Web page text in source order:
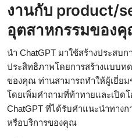
ThaiGPT Builder
คอร์สเรียน ChatGPT
งานกับ product/
อุตสาหกรรมของ
นำ ChatGPT มาใช้สร้างประสบ
ประสิทธิภาพโดยการสร้างแบบท
ของคุณ ท่านสามารถทำให้ผู้เยี่ย
โดยเพิ่มคำถามที่ท้าทายและเปิด
ChatGPT ที่ได้รับคำแนะนำทา
หรือบริการของคุณ